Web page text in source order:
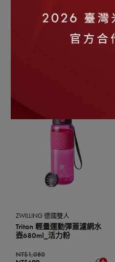
ZWILLING 德國雙人
Tritan 輕量運動彈蓋濾網水
壺680ml_活力粉
NT$1,080